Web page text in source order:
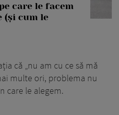
care le facem
(și cum le
că „nu am cu ce să mă
multe ori, problema nu
care le alegem.